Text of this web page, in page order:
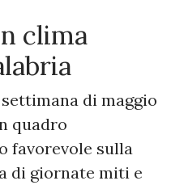
clima
di maggio
quadro
favorevole sulla
di giornate miti e